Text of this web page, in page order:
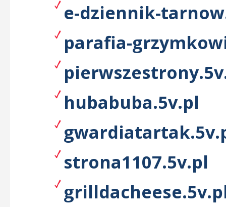
e-dziennik-
parafia-
hubabuba.5v.pl
strona1107.5v.pl